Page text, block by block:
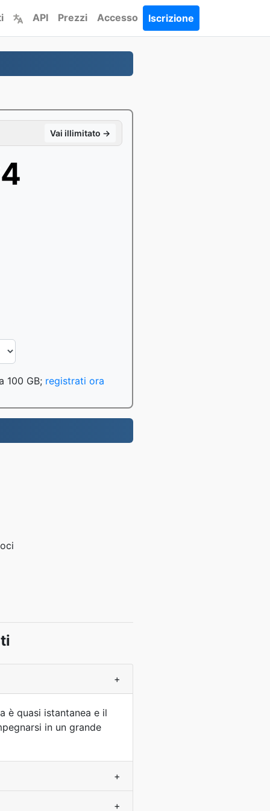
API Prezzi Accesso Iscrizione
Vai illimitato →
100 GB; registrati ora
+
è quasi istantanea e il
in un grande
+
+